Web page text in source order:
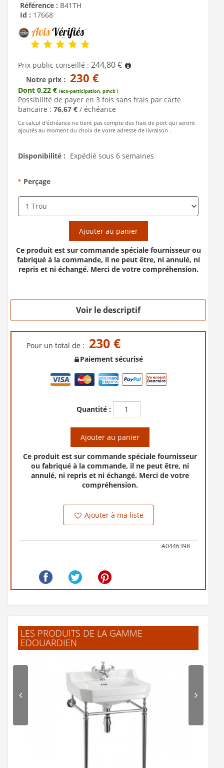
Référence : B41TH
Id : 17668
Prix public conseillé : 244,80 €
Notre prix : 230 €
Dont 0,22 € (eco-participation, pmcb )
Possibilité de payer en 3 fois sans frais par carte
bancaire : 76,67 € / échéance
Ce calcul d'échéance ne tient pas compte des frais de port qui seront
ajoutés au moment du choix de votre adresse de livraison .
Disponibilité : Expédié sous 6 semaines
* Perçage
Ajouter au panier
Ce produit est sur commande spéciale fournisseur ou
fabriqué à la commande, il ne peut être, ni annulé, ni
repris et ni échangé. Merci de votre compréhension.
Voir le descriptif
Pour un total de : 230 €
Paiement sécurisé
Quantité :
Ajouter au panier
Ce produit est sur commande spéciale fournisseur
ou fabriqué à la commande, il ne peut être, ni
annulé, ni repris et ni échangé. Merci de votre
compréhension.
Ajouter à ma liste
A0446398
LES PRODUITS DE LA GAMME
EDOUARDIEN